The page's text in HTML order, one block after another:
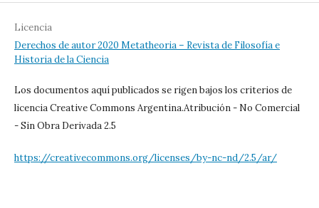
Licencia
Derechos de autor 2020 Metatheoria – Revista de Filosofía e
Historia de la Ciencia
Los documentos aquí publicados se rigen bajos los criterios de
licencia Creative Commons Argentina.Atribución - No Comercial
- Sin Obra Derivada 2.5
https://creativecommons.org/licenses/by-nc-nd/2.5/ar/